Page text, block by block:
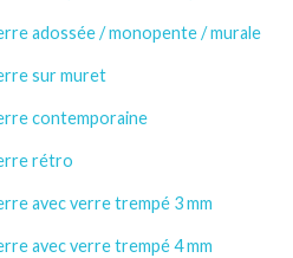
adossée / monopente / murale
sur muret
contemporaine
rétro
avec verre trempé 3 mm
avec verre trempé 4 mm